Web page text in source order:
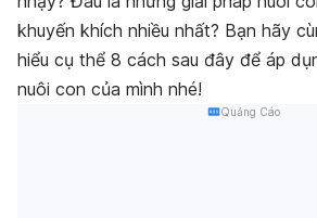
khuyến khích nhiều nhất? Bạn hãy
hiểu cụ thể 8 cách sau đây để áp
nuôi con của mình nhé!
Quảng Cáo